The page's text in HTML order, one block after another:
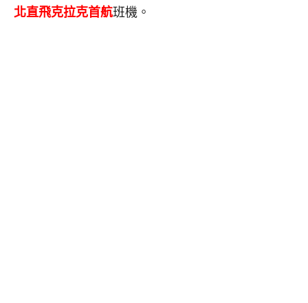
北直飛克拉克首航班機。